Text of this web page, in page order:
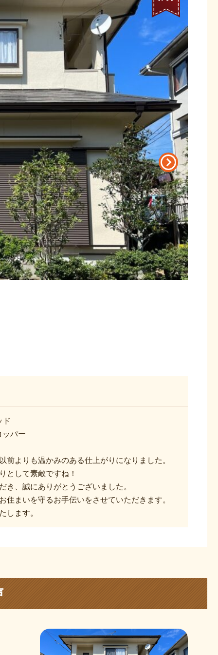
ド
パー
前よりも温かみのある仕上がりになりました。
として素敵ですね！
き、誠にありがとうございました。
住まいを守るお手伝いをさせていただきます。
します。